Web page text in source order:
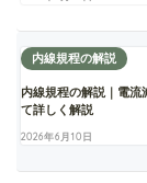
内線規程の解説
内線規程の解説｜電流
て詳しく解説
2026年6月10日